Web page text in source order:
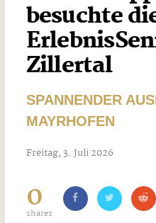
besuchte
Zillertal
SPANNENDER
MAYRHOFEN
Freitag, 3. Juli 2026
0
shares